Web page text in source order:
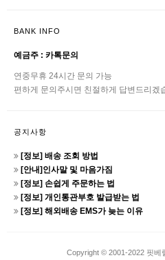
BANK INFO
예금주 : 카톡문의
연중무휴 24시간 문의 가능
편하게 문의주시면 친절하게 답변드리겠
공지사항
[정보] 배송 조회 방법
[안내]인사말 및 마음가짐
[정보] 손쉽게 주문하는 법
[정보] 개인통관부호 발급받는 법
[정보] 해외배송 EMS가 늦는 이유
Copyright © 2001-2022 핏베